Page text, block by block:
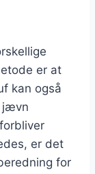
er at
kan også
jævn
er det
for